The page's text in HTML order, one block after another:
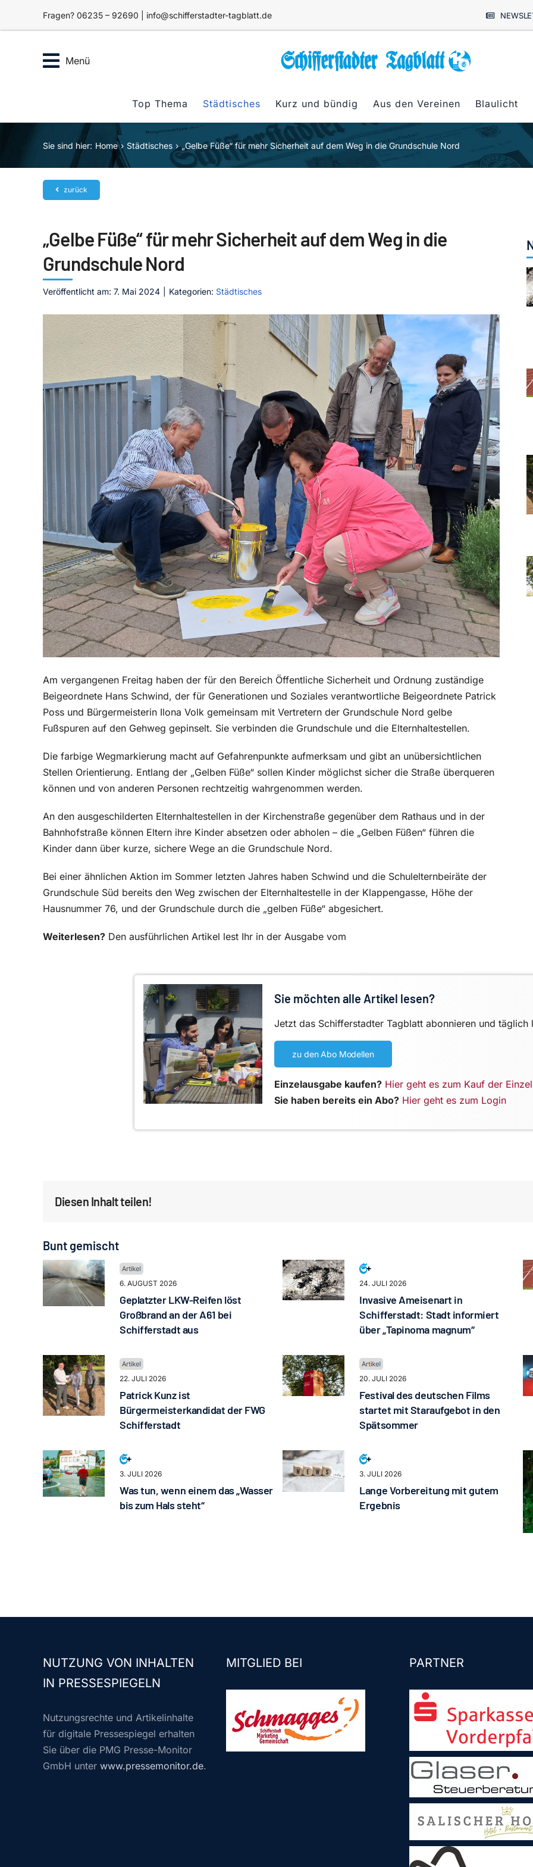
Fragen? 06235 – 92690 | info@schifferstadter-tagblatt.de
Menü
Top Thema Städtisches Kurz und bündig Aus den Vereinen Blaulicht
Sie sind hier: Home Städtisches „Gelbe Füße“ für mehr Sicherheit auf dem Weg in die Grundschule Nord
zurück
„Gelbe Füße“ für mehr Sicherheit auf dem Weg in die
Grundschule Nord
Veröffentlicht am: 7. Mai 2024 Kategorien: Städtisches
Am vergangenen Freitag haben der für den Bereich Öffentliche Sicherheit und Ordnung zuständige
Beigeordnete Hans Schwind, der für Generationen und Soziales verantwortliche Beigeordnete Patrick
Poss und Bürgermeisterin Ilona Volk gemeinsam mit Vertretern der Grundschule Nord gelbe
Fußspuren auf den Gehweg gepinselt. Sie verbinden die Grundschule und die Elternhaltestellen.
Die farbige Wegmarkierung macht auf Gefahrenpunkte aufmerksam und gibt an unübersichtlichen
Stellen Orientierung. Entlang der „Gelben Füße“ sollen Kinder möglichst sicher die Straße überqueren
können und von anderen Personen rechtzeitig wahrgenommen werden.
An den ausgeschilderten Elternhaltestellen in der Kirchenstraße gegenüber dem Rathaus und in der
Bahnhofstraße können Eltern ihre Kinder absetzen oder abholen – die „Gelben Füßen“ führen die
Kinder dann über kurze, sichere Wege an die Grundschule Nord.
Bei einer ähnlichen Aktion im Sommer letzten Jahres haben Schwind und die Schulelternbeiräte der
Grundschule Süd bereits den Weg zwischen der Elternhaltestelle in der Klappengasse, Höhe der
Hausnummer 76, und der Grundschule durch die „gelben Füße“ abgesichert.
Weiterlesen? Den ausführlichen Artikel lest Ihr in der Ausgabe vom
Sie möchten alle Artikel lesen?
Jetzt das Schifferstadter Tagblatt abonnieren und täglich
zu den Abo Modellen
Einzelausgabe kaufen? Hier geht es zum Kauf der
Sie haben bereits ein Abo? Hier geht es zum Login
Diesen Inhalt teilen!
Bunt gemischt
6. AUGUST 2026
Geplatzter LKW-Reifen löst
Großbrand an der A61 bei
Schifferstadt aus
24. JULI 2026
Invasive Ameisenart in
Schifferstadt: Stadt informiert
über „Tapinoma magnum“
22. JULI 2026
Patrick Kunz ist
Bürgermeisterkandidat der FWG
Schifferstadt
20. JULI 2026
Festival des deutschen Films
startet mit Staraufgebot in den
Spätsommer
3. JULI 2026
Was tun, wenn einem das „Wasser
bis zum Hals steht“
3. JULI 2026
Lange Vorbereitung mit gutem
Ergebnis
NUTZUNG VON INHALTEN
IN PRESSESPIEGELN
Nutzungsrechte und Artikelinhalte
für digitale Pressespiegel erhalten
Sie über die PMG Presse-Monitor
GmbH unter www.pressemonitor.de.
MITGLIED BEI PARTNER